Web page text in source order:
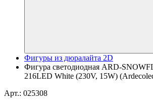
Фигуры из дюралайта 2D
Фигура cветодиодная ARD-
216LED White (230V, 15W)
Арт.: 025308